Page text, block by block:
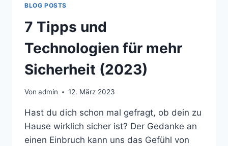
BLOG POSTS
7 Tipps und
Technologien für mehr
Sicherheit (2023)
Von admin 12. März 2023
Hast du dich schon mal gefragt, ob dein zu
Hause wirklich sicher ist? Der Gedanke an
einen Einbruch kann uns das Gefühl von